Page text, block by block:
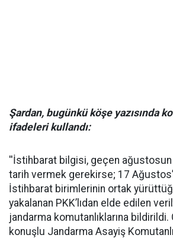
Şardan, bugünkü köşe yazısında
ifadeleri kullandı:
''İstihbarat bilgisi, geçen ağustosun
tarih vermek gerekirse; 17
İstihbarat birimlerinin ortak
yakalanan PKK’lıdan elde edilen
jandarma komutanlıklarına bildirildi.
konuşlu Jandarma Asayiş